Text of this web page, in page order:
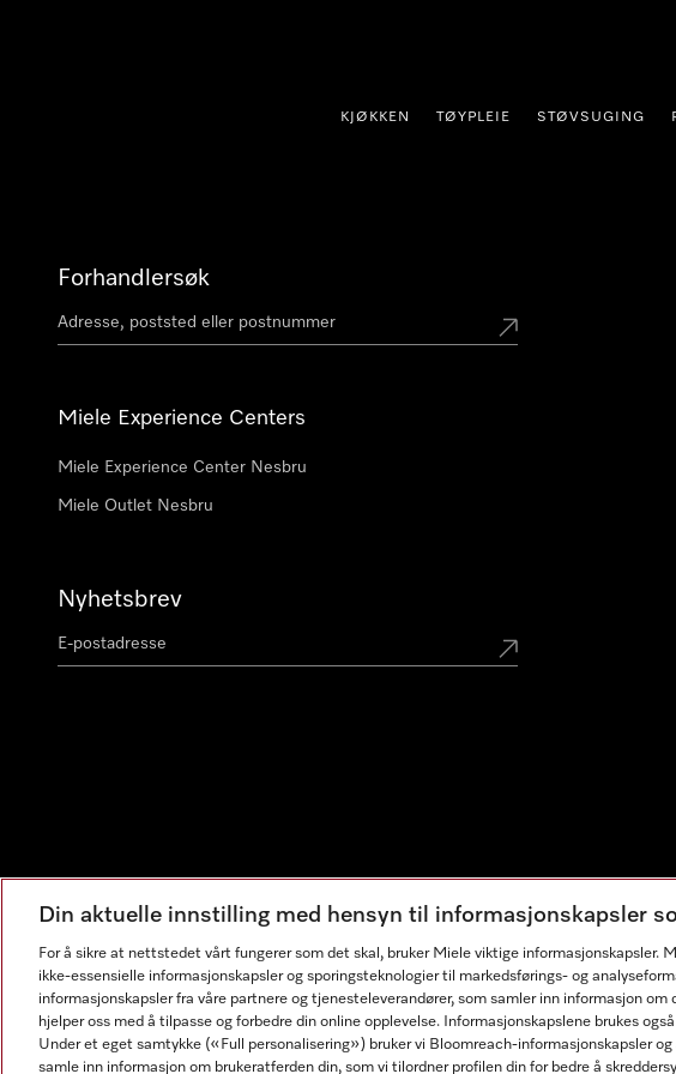
KJØKKEN TØYPLEIE STØVSUGING
Forhandlersøk
Miele Experience Centers
Miele Experience Center Nesbru
Miele Outlet Nesbru
Nyhetsbrev
Din aktuelle innstilling med hensyn til informasjonskapsler
For å sikre at nettstedet vårt fungerer som det skal, bruker Miele viktige informasjonskapsler.
ikke-essensielle informasjonskapsler og sporingsteknologier til markedsførings- og
informasjonskapsler fra våre partnere og tjenesteleverandører, som samler inn informasjon
hjelper oss med å tilpasse og forbedre din online opplevelse. Informasjonskapslene brukes
Under et eget samtykke («Full personalisering») bruker vi Bloomreach-informasjonskapsler
samle inn informasjon om brukeratferden din, som vi tilordner profilen din for bedre å